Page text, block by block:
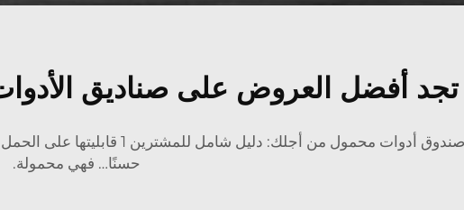
تجد أفضل العروض على صناديق
صندوق أدوات محمول
من أجلك: دليل شامل
حسنًا… فهي محمولة.